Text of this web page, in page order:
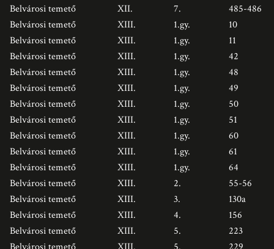
Belvárosi temető
XII. 7.
485-486
Belvárosi temető
XIII. 1.gy.
10
Belvárosi temető
XIII. 1.gy.
11
Belvárosi temető
XIII. 1.gy.
42
Belvárosi temető
XIII. 1.gy.
48
Belvárosi temető
XIII. 1.gy.
49
Belvárosi temető
XIII. 1.gy.
50
Belvárosi temető
XIII. 1.gy.
51
Belvárosi temető
XIII. 1.gy.
60
Belvárosi temető
XIII. 1.gy.
61
Belvárosi temető
XIII. 1.gy.
64
Belvárosi temető
XIII. 2.
55-56
Belvárosi temető
XIII. 3.
130a
Belvárosi temető
XIII. 4.
156
Belvárosi temető
XIII. 5.
223